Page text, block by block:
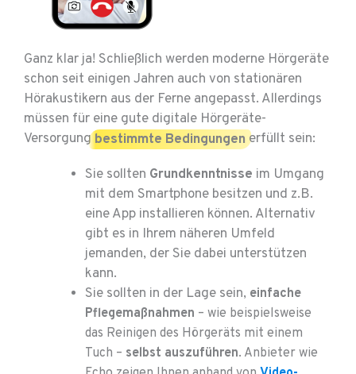
Ganz klar ja! Schließlich werden moderne Hörgeräte
schon seit einigen Jahren auch von stationären
Hörakustikern aus der Ferne angepasst. Allerdings
müssen für eine gute digitale Hörgeräte-
Versorgungbestimmte Bedingungen erfüllt sein:
Sie sollten Grundkenntnisse im Umgang
mit dem Smartphone besitzen und z.B.
eine App installieren können. Alternativ
gibt es in Ihrem näheren Umfeld
jemanden, der Sie dabei unterstützen
kann.
Sie sollten in der Lage sein, einfache
Pflegemaßnahmen – wie beispielsweise
das Reinigen des Hörgeräts mit einem
Tuch – selbst auszuführen. Anbieter wie